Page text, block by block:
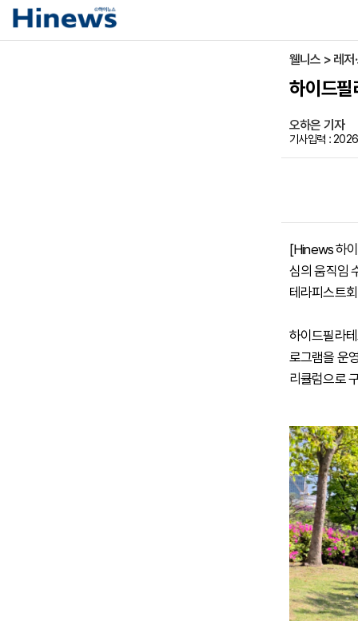
웰니스 > 레저
하이드
오하은 기자
기사입력 :
[Hinews 하
심의 움직임
테라피스트
하이드필라
로그램을 운
리큘럼으로